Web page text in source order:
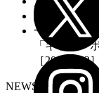
NEWS ＆
一般社団法
「キッズ・
［2018.12.2］
NEWS ＆ TOPICS